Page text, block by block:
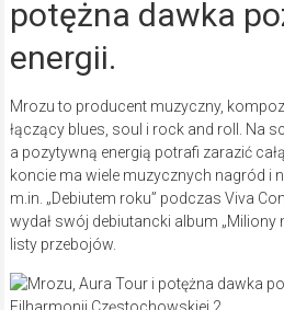
potężna dawka
energii.
Mrozu to producent muzyczny,
łączący blues, soul i rock and roll. Na
a pozytywną energią potrafi zarazić
koncie ma wiele muzycznych nagród i
m.in. „Debiutem roku” podczas Viva
wydał swój debiutancki album „Miliony
listy przebojów.